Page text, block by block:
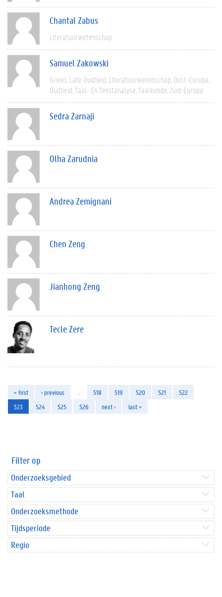
Chantal Zabus
Literatuurwetenschap
Samuel Zakowski
Grieks Late Oudheid Literatuurwetenschap Oost-Europa
Oudheid Taal- En Tekstanalyse Taalkunde Zuid-Europa
Sedra Zarnaji
Olha Zarudnia
Andrea Zemignani
Chen Zeng
Jianhong Zeng
Tecle Zere
« first ‹ previous 518 519 520 521
522
523
524 525 526 next › last »
Filter op
Onderzoeksgebied
Taal
Onderzoeksmethode
Tijdsperiode
Regio